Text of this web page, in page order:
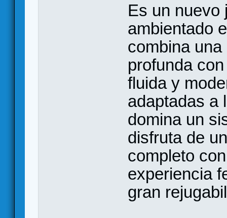
Es un nuevo
ambientado
combina
profunda
fluida y
adaptadas a
domina un
disfruta de
completo
experiencia
gran